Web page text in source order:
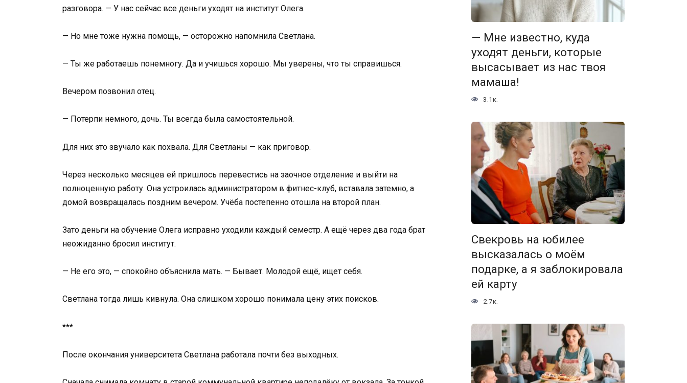
разговора. — У нас сейчас все деньги уходят на институт Олега.
— Но мне тоже нужна помощь, — осторожно напомнила Светлана.
— Ты же работаешь понемногу. Да и учишься хорошо. Мы уверены, что ты справишься.
Вечером позвонил отец.
— Потерпи немного, дочь. Ты всегда была самостоятельной.
Для них это звучало как похвала. Для Светланы — как приговор.
Через несколько месяцев ей пришлось перевестись на заочное отделение и выйти на
полноценную работу. Она устроилась администратором в фитнес-клуб, вставала затемно, а
домой возвращалась поздним вечером. Учёба постепенно отошла на второй план.
Зато деньги на обучение Олега исправно уходили каждый семестр. А ещё через два года брат
неожиданно бросил институт.
— Не его это, — спокойно объяснила мать. — Бывает. Молодой ещё, ищет себя.
Светлана тогда лишь кивнула. Она слишком хорошо понимала цену этих поисков.
***
После окончания университета Светлана работала почти без выходных.
— Мне известно, куда
уходят деньги, которые
высасывает из нас твоя
мамаша!
3.1к.
Свекровь на юбилее
высказалась о моём
подарке, а я заблокировала
ей карту
2.7к.